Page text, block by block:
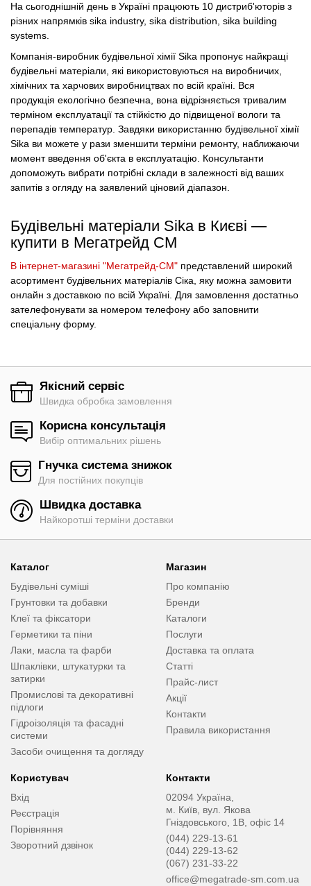
На сьогоднішній день в Україні працюють 10 дистриб'юторів з
різних напрямків sika industry, sika distribution, sika building
systems.
Компанія-виробник будівельної хімії Sika пропонує найкращі
будівельні матеріали, які використовуються на виробничих,
хімічних та харчових виробництвах по всій країні. Вся
продукція екологічно безпечна, вона відрізняється тривалим
терміном експлуатації та стійкістю до підвищеної вологи та
перепадів температур. Завдяки використанню будівельної хімії
Sika ви можете у рази зменшити терміни ремонту, наближаючи
момент введення об'єкта в експлуатацію. Консультанти
допоможуть вибрати потрібні склади в залежності від ваших
запитів з огляду на заявлений ціновий діапазон.
Будівельні матеріали Sika в Києві —
купити в Мегатрейд СМ
В інтернет-магазині "Мегатрейд-СМ" представлений широкий
асортимент будівельних матеріалів Сіка, яку можна замовити
онлайн з доставкою по всій Україні. Для замовлення достатньо
зателефонувати за номером телефону або заповнити
спеціальну форму.
Якісний сервіс
Швидка обробка замовлення
Корисна консультація
Вибір оптимальних рішень
Гнучка система знижок
Для постійних покупців
Швидка доставка
Найкоротші терміни доставки
Каталог
Будівельні суміші
Грунтовки та добавки
Клеї та фіксатори
Герметики та піни
Лаки, масла та фарби
Шпаклівки, штукатурки та
затирки
Промислові та декоративні
підлоги
Гідроізоляція та фасадні
системи
Засоби очищення та догляду
Магазин
Про компанію
Бренди
Каталоги
Послуги
Доставка та оплата
Статті
Прайс-лист
Акції
Контакти
Правила використання
Користувач
Вхід
Реєстрація
Порівняння
Зворотний дзвінок
Контакти
02094 Україна,
м. Київ, вул. Якова
Гніздовського, 1В, офіс 14
(044) 229-13-61
(044) 229-13-62
(067) 231-33-22
office@megatrade-sm.com.ua